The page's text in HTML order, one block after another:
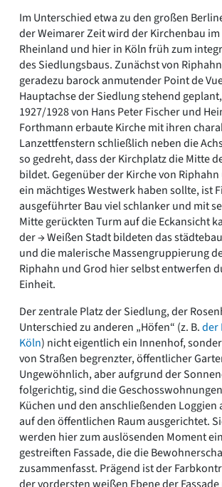
Im Unterschied etwa zu den großen
der Weimarer Zeit wird der Kirchenbau
Rheinland und hier in Köln früh zum
des Siedlungsbaus. Zunächst von
geradezu barock anmutender Point de
Hauptachse der Siedlung stehend
1927/1928 von Hans Peter Fischer und
Forthmann erbaute Kirche mit ihren
Lanzettfenstern schließlich neben die
so gedreht, dass der Kirchplatz die Mitte
bildet. Gegenüber der Kirche von
ein mächtiges Westwerk haben sollte, ist
ausgeführter Bau viel schlanker und mit
Mitte gerückten Turm auf die Eckansicht
der → Weißen Stadt bildeten das
und die malerische Massengruppierung
Riphahn und Grod hier selbst entwerfen
Einheit.
Der zentrale Platz der Siedlung, der
Unterschied zu anderen „Höfen“ (z. B.der
Köln) nicht eigentlich ein Innenhof,
von Straßen begrenzter, öffentlicher
Ungewöhnlich, aber aufgrund der
folgerichtig, sind die
Küchen und den anschließenden Loggien
auf den öffentlichen Raum ausgerichtet.
werden hier zum auslösenden Moment
gestreiften Fassade, die die
zusammenfasst. Prägend ist der